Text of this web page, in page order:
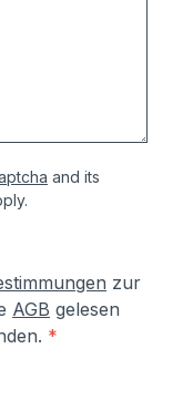
and its
zur
AGB gelesen
*